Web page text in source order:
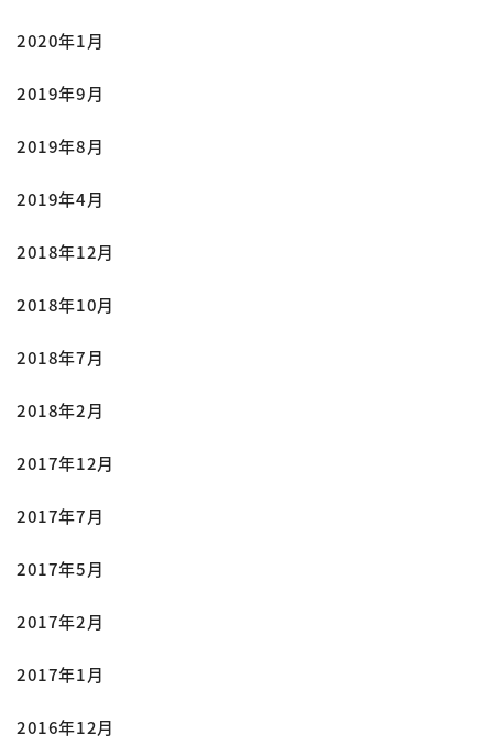
2020年1月
2019年9月
2019年8月
2019年4月
2018年12月
2018年10月
2018年7月
2018年2月
2017年12月
2017年7月
2017年5月
2017年2月
2017年1月
2016年12月